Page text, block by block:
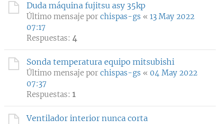
Duda máquina fujitsu asy 35kp
Último mensaje por chispas-gs « 13 May 2022
07:17
Respuestas: 4
Sonda temperatura equipo mitsubishi
Último mensaje por chispas-gs « 04 May 2022
07:37
Respuestas: 1
Ventilador interior nunca corta